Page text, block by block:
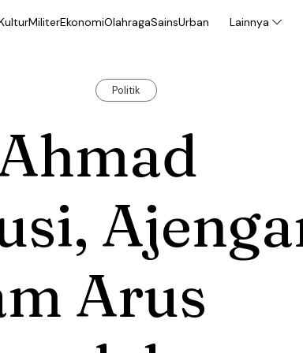
MiliterEkonomiOlahragaSainsUrban Lainnya
Politik
Arus